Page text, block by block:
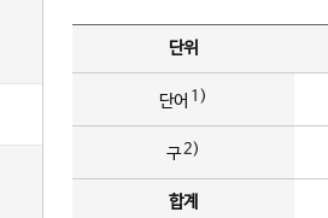
단위
단어 1)
구2)
합계